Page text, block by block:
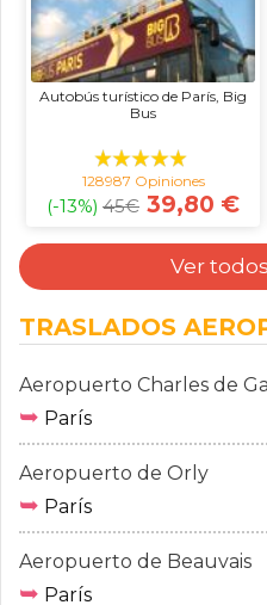
Autobús turístico de París, Big
Bus
128987 Opiniones
(-13%) 45€ 39,80 €
Ver
TRASLADOS
Aeropuerto Charles de
➥ París
Aeropuerto de Orly
➥ París
Aeropuerto de Beauvais
➥ París